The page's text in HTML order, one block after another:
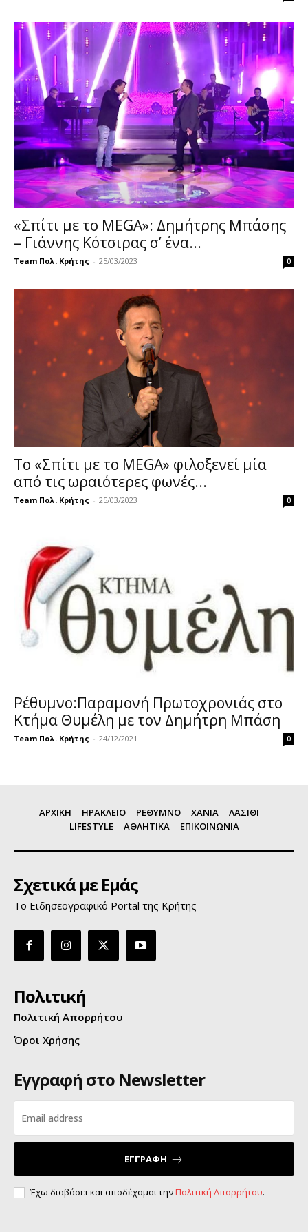
«Σπίτι με το MEGA»: Δημήτρης Μπάσης
– Γιάννης Κότσιρας σ’ ένα...
Team Πολ. Κρήτης - 25/03/2023 0
Το «Σπίτι με το MEGA» φιλοξενεί μία
από τις ωραιότερες φωνές...
Team Πολ. Κρήτης - 25/03/2023 0
Ρέθυμνο:Παραμονή Πρωτοχρονιάς στο
Κτήμα Θυμέλη με τον Δημήτρη Μπάση
Team Πολ. Κρήτης - 24/12/2021 0
ΑΡΧΙΚΗ ΗΡΑΚΛΕΙΟ ΡΕΘΥΜΝΟ ΧΑΝΙΑ
ΛΑΣΙΘΙ
LIFESTYLE
ΑΘΛΗΤΙΚΑ ΕΠΙΚΟΙΝΩΝΙΑ
Σχετικά με Εμάς
Το Ειδησεογραφικό Portal της Κρήτης
Πολιτική
Πολιτική Απορρήτου
Όροι Χρήσης
Εγγραφή στο Newsletter
ΕΓΓΡΑΦΗ
Έχω διαβάσει και αποδέχομαι τηνΠολιτική Απορρήτου.